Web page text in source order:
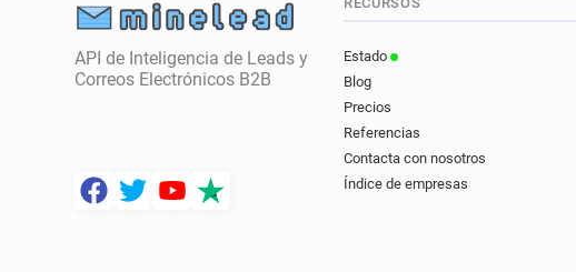
API de Inteligencia de Leads y
Correos Electrónicos B2B
Estado
Blog
Precios
Referencias
Contacta con nosotros
Índice de empresas